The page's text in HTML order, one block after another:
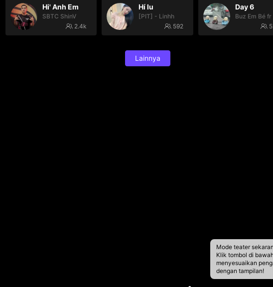
Mode teater
Klik tombol di
menyesuaikan
dengan tampilan!
Hi' Anh Em
SBTC ShinV
2.4k
Hí lu
[PIT] - Linhh
592
Day 6
Buz Em Bé fr
Lainnya